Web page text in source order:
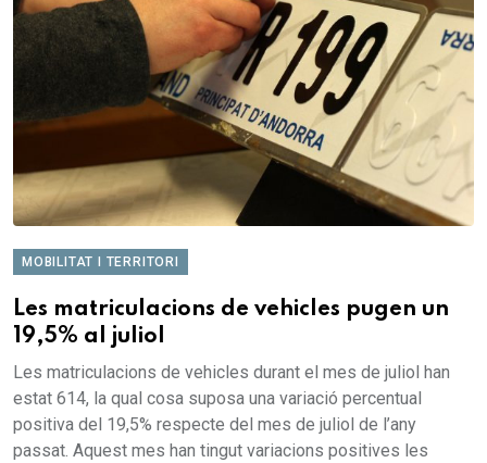
MOBILITAT I TERRITORI
Les matriculacions de vehicles pugen un
19,5% al juliol
Les matriculacions de vehicles durant el mes de juliol han
estat 614, la qual cosa suposa una variació percentual
positiva del 19,5% respecte del mes de juliol de l’any
passat. Aquest mes han tingut variacions positives les